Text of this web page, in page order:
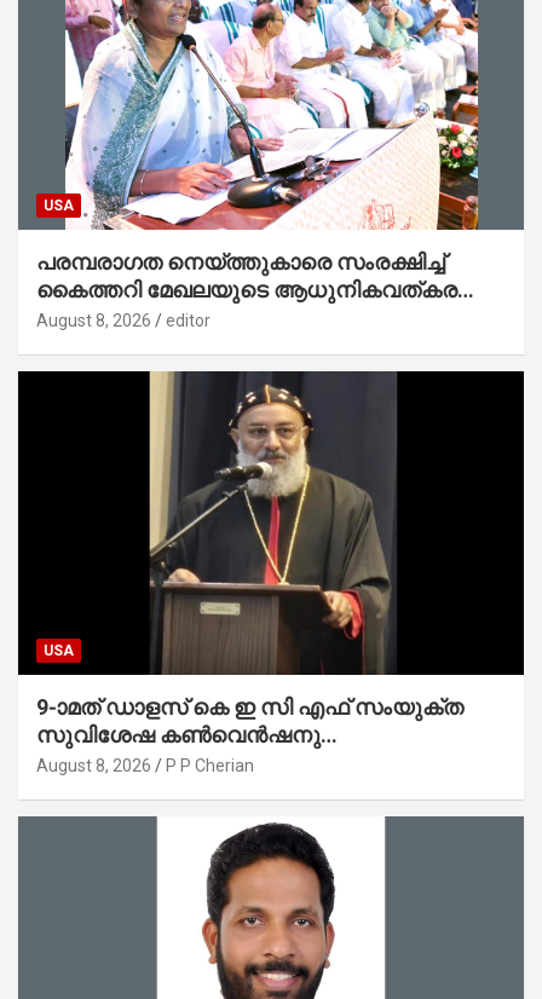
USA
പരമ്പരാഗത നെയ്ത്തുകാരെ സംരക്ഷിച്ച്
കൈത്തറി മേഖലയുടെ ആധുനികവത്കരണം
സാധ്യമാക്കും : ഡെപ്യൂട്ടി സ്പീക്കർ
August 8, 2026 editor
USA
9-ാമത് ഡാളസ് കെ ഇ സി എഫ് സംയുക്ത
സുവിശേഷ കൺവെൻഷനു
പ്രാർത്ഥനാനിർഭരമായ തുടക്കം
August 8, 2026 P P Cherian